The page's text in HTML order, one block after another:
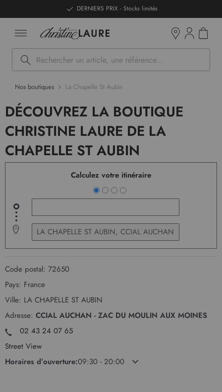
DERNIERS PRIX - Stocks limités
Rechercher
Nos boutiques La Chapelle St Aubin
DÉCOUVREZ LA BOUTIQUE
CHRISTINE LAURE DE LA
CHAPELLE ST AUBIN
Calculez votre itinéraire
Code postal: 72650
Pays: France
Ville: LA CHAPELLE ST AUBIN
Adresse: CCIAL AUCHAN - ZAC DU MOULIN AUX MOINES
02 43 24 07 65
Street View
Horaires d’ouverture:09:30 - 20:00